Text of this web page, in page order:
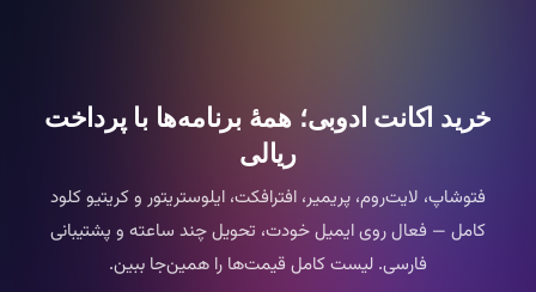
خرید اکانت ادوبی؛ همهٔ برنامه‌ها با پرداخت
ریالی
فتوشاپ، لایت‌روم، پریمیر، افترافکت، ایلوستریتور و کریتیو کلود
کامل — فعال روی ایمیل خودت، تحویل چند ساعته و پشتیبانی
فارسی. لیست کامل قیمت‌ها را همین‌جا ببین.